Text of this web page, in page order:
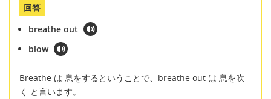
回答
breathe out
blow
Breathe は 息をするということで、breathe out は 息を吹
く と言います。